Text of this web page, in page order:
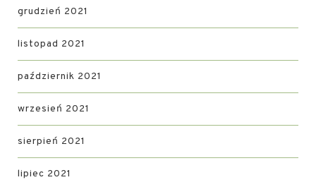
grudzień 2021
listopad 2021
październik 2021
wrzesień 2021
sierpień 2021
lipiec 2021